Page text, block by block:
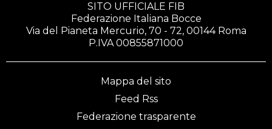
SITO UFFICIALE FIB
Federazione Italiana Bocce
Via del Pianeta Mercurio, 70 - 72, 00144 Roma
P.IVA 00855871000
Mappa del sito
Feed Rss
Federazione trasparente